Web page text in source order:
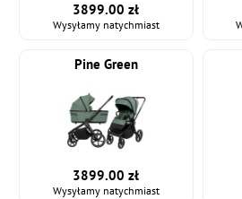
3899.00 zł
Wysyłamy natychmiast
Pine Green
3899.00 zł
Wysyłamy natychmiast